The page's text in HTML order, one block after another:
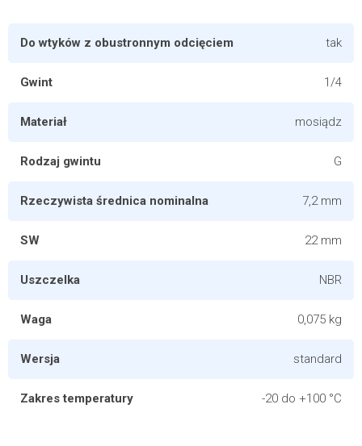
Do wtyków z obustronnym odcięciem tak
Gwint 1/4
Materiał mosiądz
Rodzaj gwintu G
Rzeczywista średnica nominalna 7,2 mm
SW 22 mm
Uszczelka NBR
Waga 0,075 kg
Wersja standard
Zakres temperatury -20 do +100 °C